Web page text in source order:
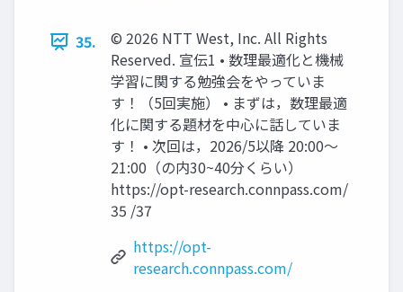
35.
© 2026 NTT West, Inc. All Rights
Reserved. 宣伝1 • 数理最適化と機械
学習に関する勉強会をやっていま
す！（5回実施） • まずは，数理最適
化に関する題材を中心に話していま
す！ • 次回は，2026/5以降 20:00～
21:00（の内30~40分くらい）
https://opt-research.connpass.com/
35 /37
https://opt-
research.connpass.com/